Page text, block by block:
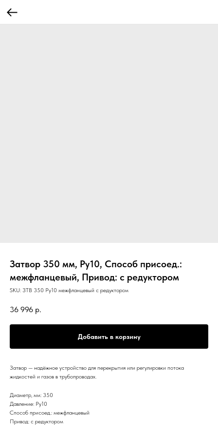
Затвор 350 мм, Ру10, Способ присоед.:
межфланцевый, Привод: с редуктором
SKU: ЗТВ 350 Ру10 межфланцевый с редуктором
36 996 р.
Добавить в корзину
Затвор — надёжное устройство для перекрытия или регулировки потока
жидкостей и газов в трубопроводах.
Диаметр, мм: 350
Давление: Ру10
Способ присоед.: межфланцевый
Привод: с редуктором